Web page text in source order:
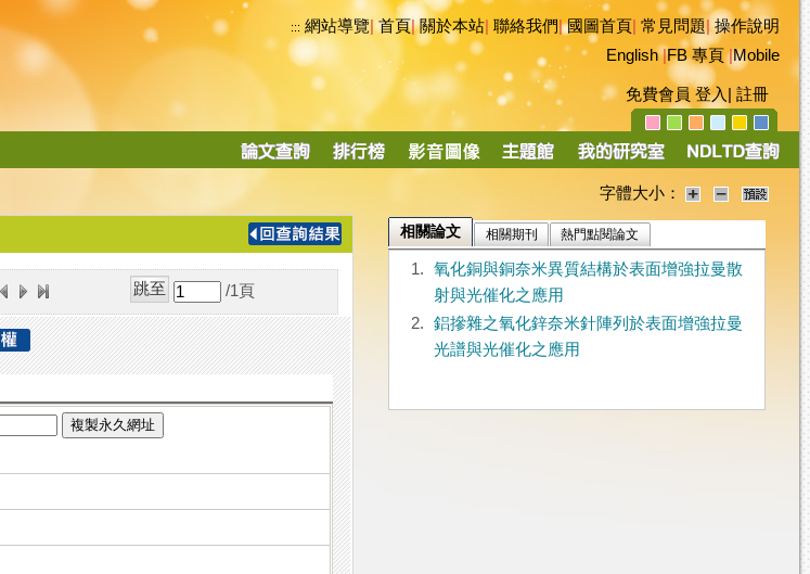
::: 網站導覽|首頁|關於本站 聯絡我們|國圖首頁 常見問題|操作說明
English|FB 專頁|Mobile
免費會員 登入 註冊
導
字體大小：
/1 頁
複製永久網址
相關論文 相關期刊 熱門點閱論文
1.
氧化銅與銅奈米異質結構於表面增強拉曼散
射與光催化之應用
2.
鋁摻雜之氧化鋅奈米針陣列於表面增強拉曼
光譜與光催化之應用